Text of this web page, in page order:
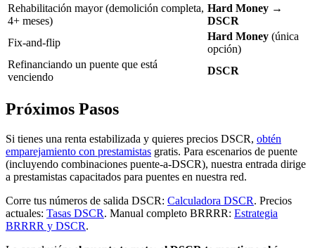
Rehabilitación mayor (demolición completa,
4+ meses)
Hard Money →
DSCR
Fix-and-flip
Hard Money (única
opción)
Refinanciando un puente que está
venciendo
DSCR
Próximos Pasos
Si tienes una renta estabilizada y quieres precios DSCR, obtén
emparejamiento con prestamistas gratis. Para escenarios de puente
(incluyendo combinaciones puente-a-DSCR), nuestra entrada dirige
a prestamistas capacitados para puentes en nuestra red.
Corre tus números de salida DSCR: Calculadora DSCR. Precios
actuales: Tasas DSCR. Manual completo BRRRR: Estrategia
BRRRR y DSCR.